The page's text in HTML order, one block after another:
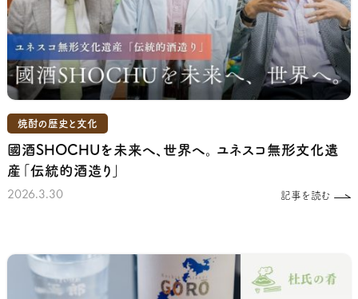
焼酎の歴史と文化
國酒SHOCHUを未来へ、世界へ。
ユネスコ無形文化遺
産「伝統的酒造り」
2026.3.30 記事を読む